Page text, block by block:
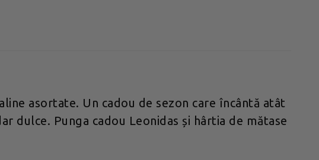
asortate. Un cadou de sezon care încântă atât
dulce. Punga cadou Leonidas și hârtia de mătase